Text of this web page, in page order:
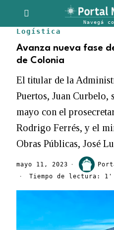
Logística
Avanza nueva fase
de Colonia
El titular de la
Puertos, Juan Curbelo,
mayo con el
Rodrigo Ferrés, y el
Obras Públicas, José
mayo 11, 2023
Tiempo de lectura: 1'